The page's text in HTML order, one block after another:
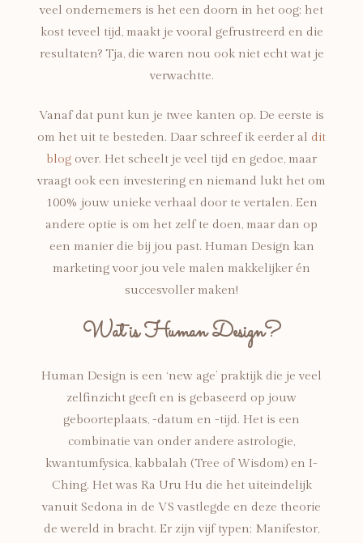
veel ondernemers is het een doorn in het oog; het
kost teveel tijd, maakt je vooral gefrustreerd en die
resultaten? Tja, die waren nou ook niet echt wat je
verwachtte.
Vanaf dat punt kun je twee kanten op. De eerste is
om het uit te besteden. Daar schreef ik eerder al dit
blog over. Het scheelt je veel tijd en gedoe, maar
vraagt ook een investering en niemand lukt het om
100% jouw unieke verhaal door te vertalen. Een
andere optie is om het zelf te doen, maar dan op
een manier die bij jou past. Human Design kan
marketing voor jou vele malen makkelijker én
succesvoller maken!
Wat is Human Design?
Human Design is een ‘new age’ praktijk die je veel
zelfinzicht geeft en is gebaseerd op jouw
geboorteplaats, -datum en -tijd. Het is een
combinatie van onder andere astrologie,
kwantumfysica, kabbalah (Tree of Wisdom) en I-
Ching. Het was Ra Uru Hu die het uiteindelijk
vanuit Sedona in de VS vastlegde en deze theorie
de wereld in bracht. Er zijn vijf typen; Manifestor,